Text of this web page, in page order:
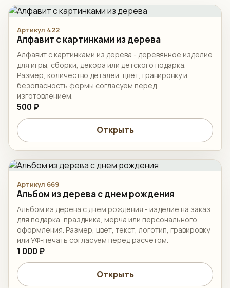
Артикул 422
Алфавит с картинками из дерева
Алфавит с картинками из дерева - деревянное изделие
для игры, сборки, декора или детского подарка.
Размер, количество деталей, цвет, гравировку и
безопасность формы согласуем перед
изготовлением.
500 ₽
Открыть
Артикул 669
Альбом из дерева c днем рождения
Альбом из дерева c днем рождения - изделие на заказ
для подарка, праздника, мерча или персонального
оформления. Размер, цвет, текст, логотип, гравировку
или УФ-печать согласуем перед расчетом.
1 000 ₽
Открыть